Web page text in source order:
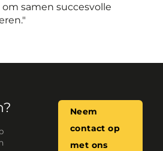
samen succesvolle
Neem
contact op
met ons